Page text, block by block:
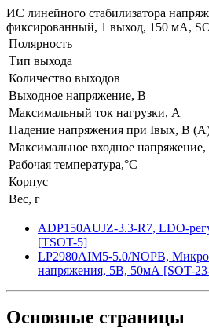
ИС линейного стабилизатора
фиксированный, 1 выход, 150 мА,
Полярность
Тип выхода
Количество выходов
Выходное напряжение, В
Максимальный ток нагрузки, А
Падение напряжения при Iвых, В
Максимальное входное
Рабочая температура,°C
Корпус
Вес, г
ADP150AUJZ-3.3-R7, LDO-
[TSOT-5]
LP2980AIM5-5.0/NOPB,
напряжения, 5В, 50мА [SOT-
Основные страницы